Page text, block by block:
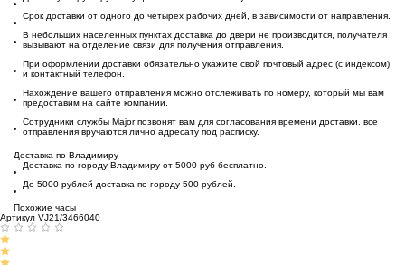
Срок доставки от одного до четырех рабочих дней, в зависимости от направления.
В небольших населенных пунктах доставка до двери не производится, получателя
вызывают на отделение связи для получения отправления.
При оформлении доставки обязательно укажите свой почтовый адрес (с индексом)
и контактный телефон.
Нахождение вашего отправления можно отслеживать по номеру, который мы вам
предоставим на сайте компании.
Сотрудники службы Major позвонят вам для согласования времени доставки. все
отправления вручаются лично адресату под расписку.
Доставка по Владимиру
Доставка по городу Владимиру от 5000 руб бесплатно.
До 5000 рублей доставка по городу 500 рублей.
Похожие часы
Артикул VJ21/3466040